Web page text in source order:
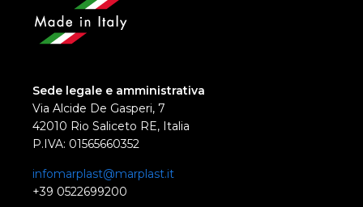
Sede legale e amministrativa
Via Alcide De Gasperi, 7
42010 Rio Saliceto RE, Italia
P.IVA: 01565660352
infomarplast@marplast.it
+39 0522699200